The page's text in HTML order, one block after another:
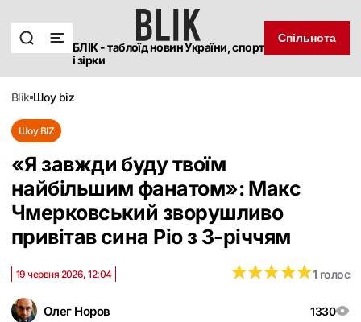
БЛІК - таблоїд новин України, спорт
і зірки
Спільнота
blik шоу biz
Шоу BIZ
«Я завжди буду твоїм
найбільшим фанатом»: Макс
Чмерковський зворушливо
привітав сина Ріо з 3-річчям
Олег Норов 1330
19 червня 2026, 12:04 ★★★★★
★★★★★1 голос